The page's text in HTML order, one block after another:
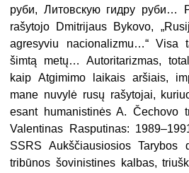
руби, Литовскую гидру руби…
rašytojo Dmitrijaus Bykovo,
agresyviu nacionalizmu…“ Visa
šimtą metų… Autoritarizmas,
kaip Atgimimo laikais aršiais,
mane nuvylė rusų rašytojai,
esant humanistinės A. Čechovo
Va­lentinas Rasputinas:
SSRS Aukščiausiosios
tribūnos šovinistines kalbas,